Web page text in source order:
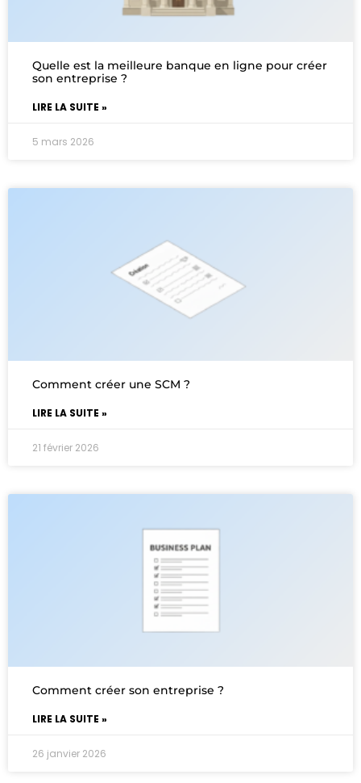
Quelle est la meilleure banque en ligne pour créer
son entreprise ?
LIRE LA SUITE »
5 mars 2026
Comment créer une SCM ?
LIRE LA SUITE »
21 février 2026
Comment créer son entreprise ?
LIRE LA SUITE »
26 janvier 2026